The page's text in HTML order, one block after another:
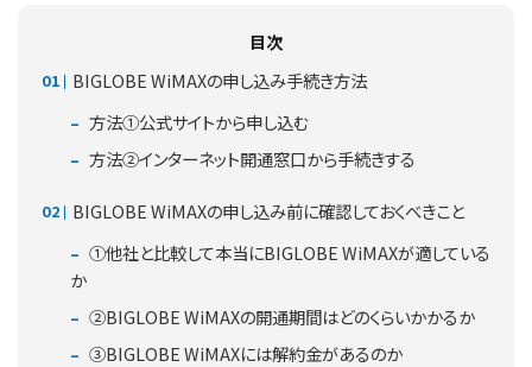
目次
BIGLOBE WiMAXの申し込み手続き方法
方法①公式サイトから申し込む
方法②インターネット開通窓口から手続きする
BIGLOBE WiMAXの申し込み前に確認しておくべきこと
①他社と比較して本当にBIGLOBE WiMAXが適している
か
②BIGLOBE WiMAXの開通期間はどのくらいかかるか
③BIGLOBE WiMAXには解約金があるのか